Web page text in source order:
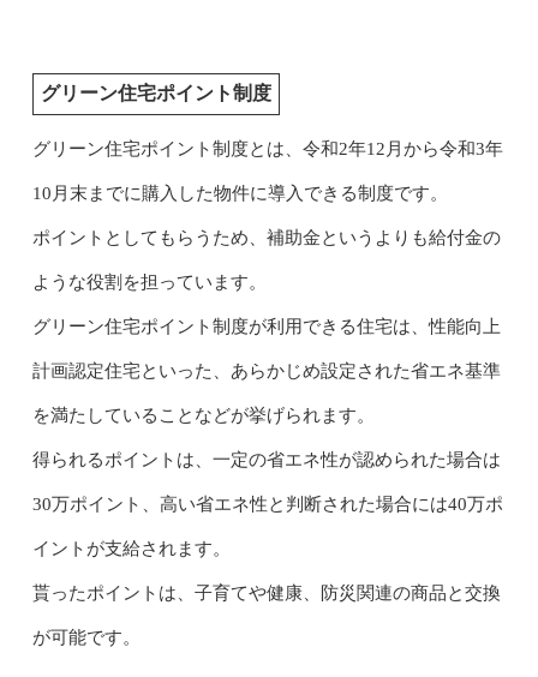
グリーン住宅ポイント制度
グリーン住宅ポイント制度とは、令和2年12月から令和3年
10月末までに購入した物件に導入できる制度です。
ポイントとしてもらうため、補助金というよりも給付金の
ような役割を担っています。
グリーン住宅ポイント制度が利用できる住宅は、性能向上
計画認定住宅といった、あらかじめ設定された省エネ基準
を満たしていることなどが挙げられます。
得られるポイントは、一定の省エネ性が認められた場合は
30万ポイント、高い省エネ性と判断された場合には40万ポ
イントが支給されます。
貰ったポイントは、子育てや健康、防災関連の商品と交換
が可能です。